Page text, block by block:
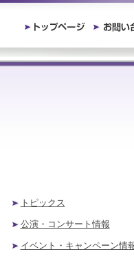
トピックス
公演・コンサート情報
イベント・キャンペーン情